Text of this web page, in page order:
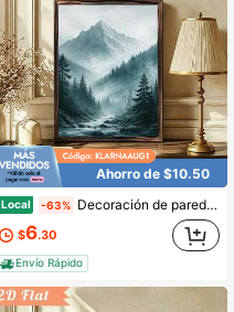
Ahorro de $10.50
Local -63% Decoración de pared artística, impresión en madera enmarcada de 12x16 pulgadas, pintura de escena de montaña brumosa y bosque neblinoso en verde y azul de estilo minimalista moderno, ideal para sala de estar y oficina, colgar de forma individual o en grupo en las paredes.
$6.30
Envío Rápido